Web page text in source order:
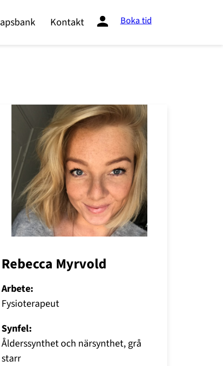
Kontakt Boka tid
Rebecca Myrvold
Arbete:
Fysioterapeut
Synfel:
Ålderssynthet och närsynthet, grå
starr